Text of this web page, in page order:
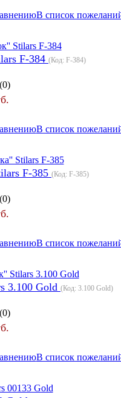
В список
F-384 (Код: F-384)
В список
F-385 (Код: F-385)
В список
3.100 Gold (Код: 3.100 Gold)
В список